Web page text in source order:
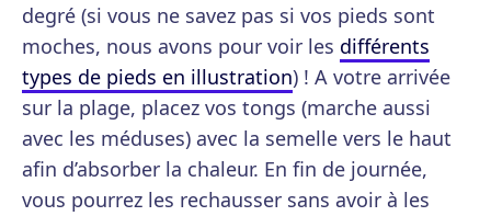
degré (si vous ne savez pas si vos pieds sont
moches, nous avons pour voir les différents
types de pieds en illustration) ! A votre arrivée
sur la plage, placez vos tongs (marche aussi
avec les méduses) avec la semelle vers le haut
afin d’absorber la chaleur. En fin de journée,
vous pourrez les rechausser sans avoir à les